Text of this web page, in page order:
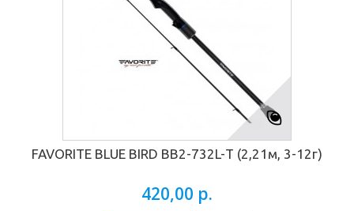
FAVORITE BLUE BIRD BB2-732L-Т (2,21м, 3-12г)
420,00 р.